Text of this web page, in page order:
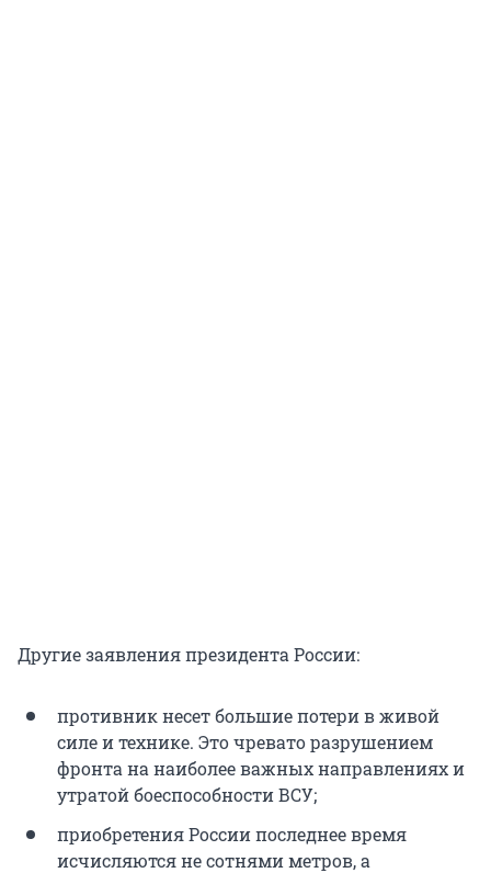
Другие заявления президента России:
противник несет большие потери в живой
силе и технике. Это чревато разрушением
фронта на наиболее важных направлениях и
утратой боеспособности ВСУ;
приобретения России последнее время
исчисляются не сотнями метров, а